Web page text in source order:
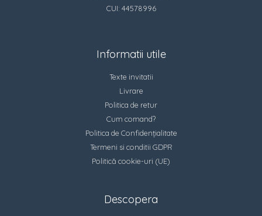
CUI: 44578996
Informatii utile
Texte invitatii
Livrare
Politica de retur
Cum comand?
Politica de Confidențialitate
Termeni si conditii GDPR
Politică cookie-uri (UE)
Descopera